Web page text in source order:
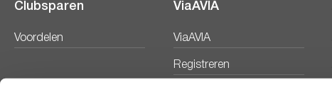
Clubsparen
Voordelen
ViaAVIA
ViaAVIA
Registreren